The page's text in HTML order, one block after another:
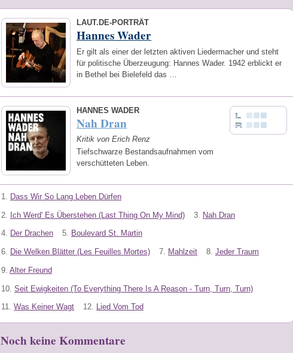
LAUT.DE-PORTRÄT
Hannes Wader
Er gilt als einer der letzten aktiven Liedermacher und steht
für politische Überzeugung: Hannes Wader. 1942 erblickt er
in Bethel bei Bielefeld das …
HANNES WADER
Nah Dran
Kritik von Erich Renz
Tiefschwarze Bestandsaufnahmen vom
verschütteten Leben.
1. Dass Wir So Lang Leben Dürfen
2. Ich Werd' Es Überstehen (Last Thing On My Mind) 3. Nah Dran
4. Der Drachen 5. Boulevard St. Martin
6. Die Welken Blätter (Les Feuilles Mortes) 7. Mahlzeit 8. Jeder Traum
9. Alter Freund
10. Seit Ewigkeiten (To Everything There Is A Reason - Turn, Turn, Turn)
11. Was Keiner Wagt 12. Lied Vom Tod
Noch keine Kommentare